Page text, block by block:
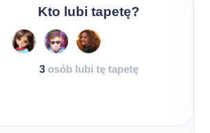
Kto lubi tapetę?
3osób lubi tę tapetę